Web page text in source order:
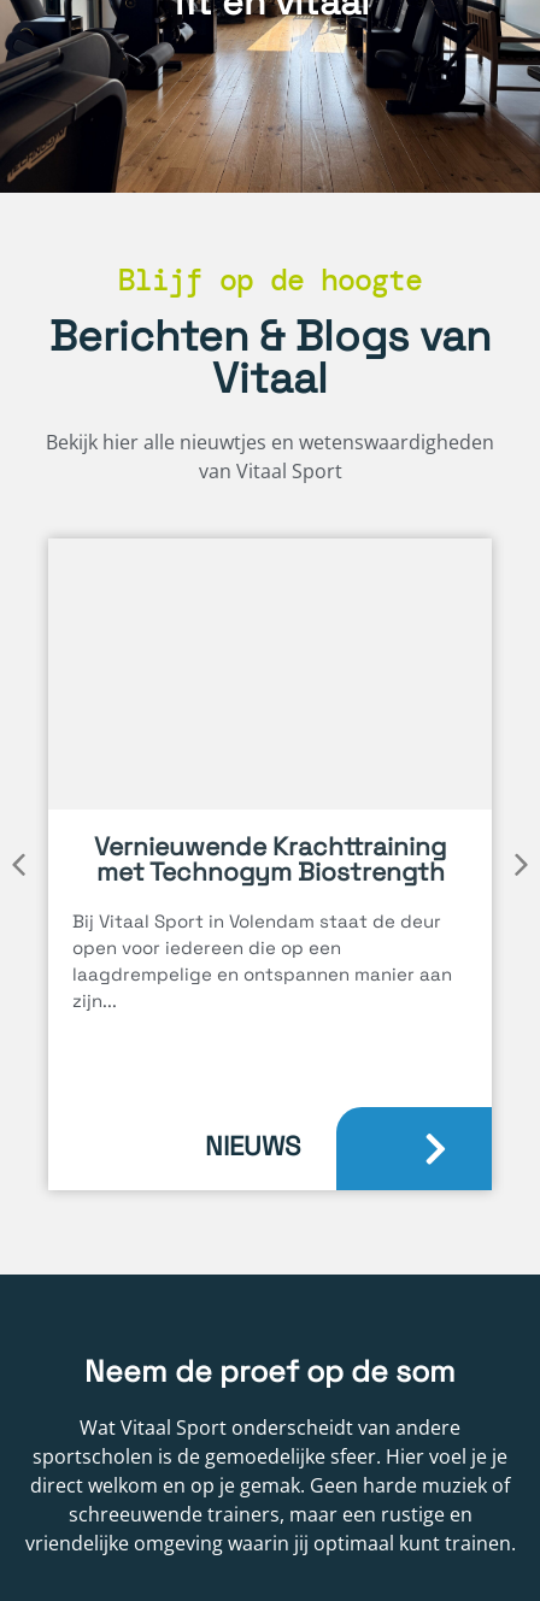
Blijf op de hoogte
Berichten & Blogs van
Vitaal
Bekijk hier alle nieuwtjes en wetenswaardigheden
van Vitaal Sport
Vernieuwende Krachttraining
met Technogym Biostrength
Bij Vitaal Sport in Volendam staat de deur
open voor iedereen die op een
laagdrempelige en ontspannen manier aan
zijn...
NIEUWS
Neem de proef op de som
Wat Vitaal Sport onderscheidt van andere
sportscholen is de gemoedelijke sfeer. Hier voel je je
direct welkom en op je gemak. Geen harde muziek of
schreeuwende trainers, maar een rustige en
vriendelijke omgeving waarin jij optimaal kunt trainen.